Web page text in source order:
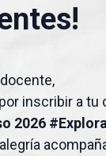
inscribir a tu
2026